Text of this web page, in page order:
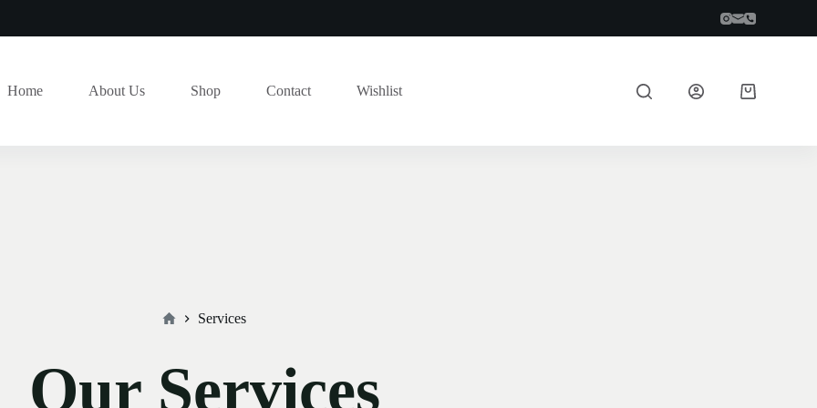
Home About Us Shop Contact Wishlist
Services
Our Services